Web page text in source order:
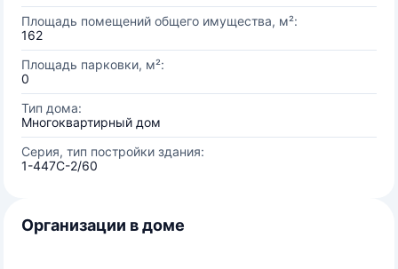
Площадь помещений общего имущества, м²:
162
Площадь парковки, м²:
0
Тип дома:
Многоквартирный дом
Серия, тип постройки здания:
1-447С-2/60
Организации в доме